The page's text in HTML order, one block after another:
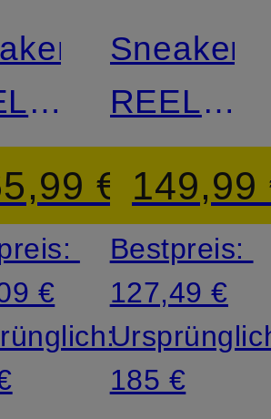
€
€
Sneaker
LOW
UT149,99
Bestpreis:
127,49 €
185 €